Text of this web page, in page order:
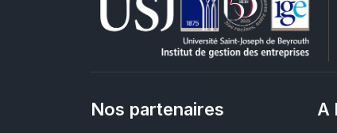
Nos partenaires A